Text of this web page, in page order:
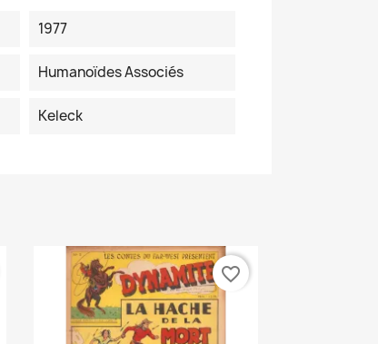
1977
Humanoïdes Associés
Keleck
favorite_border